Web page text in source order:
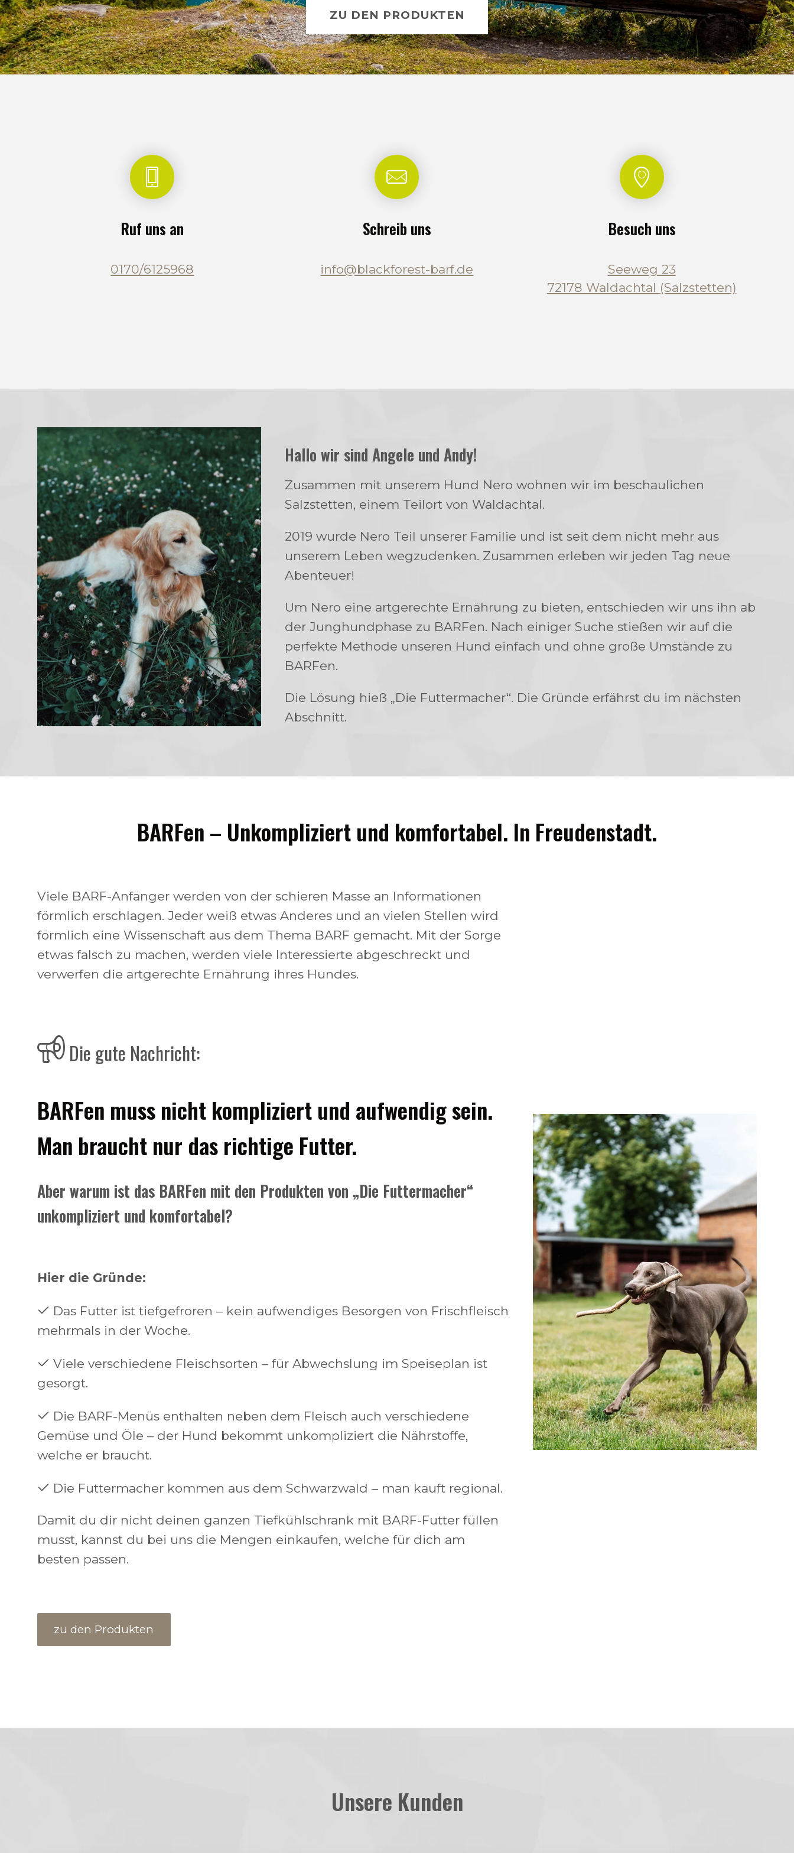
ZU DEN PRODUKTEN
Ruf uns an
0170/6125968
Schreib uns
info@blackforest-barf.de
Besuch uns
Seeweg 23
72178 Waldachtal (Salzstetten)
Hallo wir sind Angele und Andy!
Zusammen mit unserem Hund Nero wohnen wir im beschaulichen
Salzstetten, einem Teilort von Waldachtal.
2019 wurde Nero Teil unserer Familie und ist seit dem nicht mehr aus
unserem Leben wegzudenken. Zusammen erleben wir jeden Tag neue
Abenteuer!
Um Nero eine artgerechte Ernährung zu bieten, entschieden wir uns ihn ab
der Junghundphase zu BARFen. Nach einiger Suche stießen wir auf die
perfekte Methode unseren Hund einfach und ohne große Umstände zu
BARFen.
Die Lösung hieß „Die Futtermacher“. Die Gründe erfährst du im nächsten
Abschnitt.
BARFen – Unkompliziert und komfortabel. In Freudenstadt.
Viele BARF-Anfänger werden von der schieren Masse an Informationen
förmlich erschlagen. Jeder weiß etwas Anderes und an vielen Stellen wird
förmlich eine Wissenschaft aus dem Thema BARF gemacht. Mit der Sorge
etwas falsch zu machen, werden viele Interessierte abgeschreckt und
verwerfen die artgerechte Ernährung ihres Hundes.
Die gute Nachricht:
BARFen muss nicht kompliziert und aufwendig sein.
Man braucht nur das richtige Futter.
Aber warum ist das BARFen mit den Produkten von „Die Futtermacher“
unkompliziert und komfortabel?
Hier die Gründe:
Das Futter ist tiefgefroren – kein aufwendiges Besorgen von Frischfleisch
mehrmals in der Woche.
Viele verschiedene Fleischsorten – für Abwechslung im Speiseplan ist
gesorgt.
Die BARF-Menüs enthalten neben dem Fleisch auch verschiedene
Gemüse und Öle – der Hund bekommt unkompliziert die Nährstoffe,
welche er braucht.
Die Futtermacher kommen aus dem Schwarzwald – man kauft regional.
Damit du dir nicht deinen ganzen Tiefkühlschrank mit BARF-Futter füllen
musst, kannst du bei uns die Mengen einkaufen, welche für dich am
besten passen.
zu den Produkten
Unsere Kunden